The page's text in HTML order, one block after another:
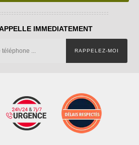
IMMEDIATEMENT